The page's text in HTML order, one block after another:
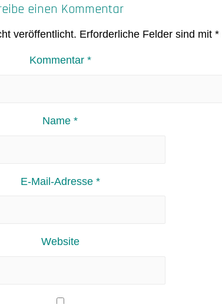
einen Kommentar
veröffentlicht. Erforderliche Felder sind mit *
Kommentar *
Name *
E-Mail-Adresse *
Website